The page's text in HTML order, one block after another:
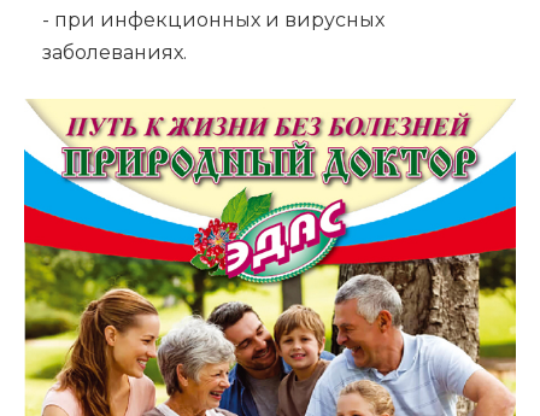
- при инфекционных и вирусных
заболеваниях.